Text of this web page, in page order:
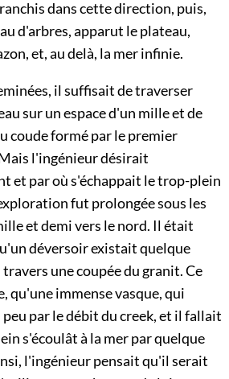
dans cette direction, puis,
d'arbres, apparut le plateau,
et, au delà, la mer infinie.
il suffisait de traverser
sur un espace d'un mille et de
coude formé par le premier
l'ingénieur désirait
et par où s'échappait le trop-plein
fut prolongée sous les
et demi vers le nord. Il était
déversoir existait quelque
une coupée du granit. Ce
qu'une immense vasque, qui
par le débit du creek, et il fallait
s'écoulât à la mer par quelque
l'ingénieur pensait qu'il serait